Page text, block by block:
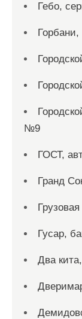
Гебо,
№9
ГОСТ,
Гранд
Гусар,
Два